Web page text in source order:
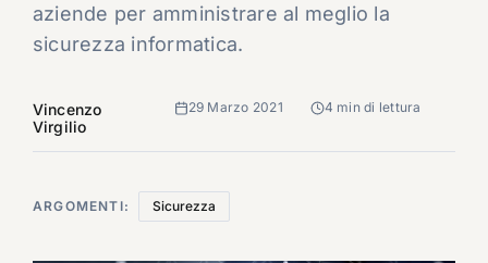
aziende per amministrare al meglio la
sicurezza informatica.
Vincenzo
Virgilio
29 Marzo 2021 4 min di lettura
ARGOMENTI: Sicurezza